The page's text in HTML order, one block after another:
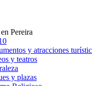
Pereira
y atracciones
y teatros
y plazas